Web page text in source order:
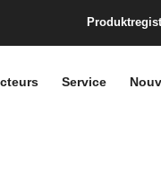
Service